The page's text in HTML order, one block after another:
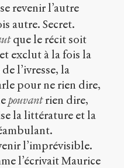
revenir l’autre
autre. Secret.
que le récit soit
exclut à la fois la
l’ivresse, la
pour ne rien dire,
pouvantrien dire,
la littérature et la
l’imprévisible.
l’écrivait Maurice